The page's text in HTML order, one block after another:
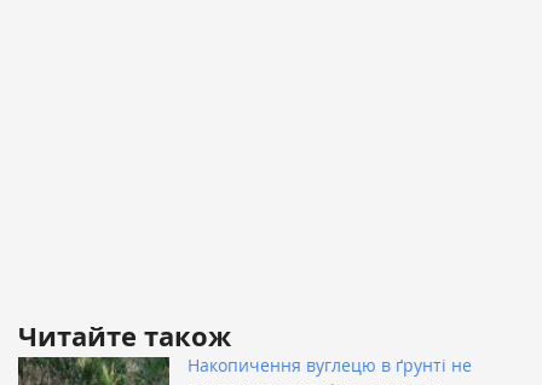
Читайте також
Накопичення вуглецю в ґрунті не